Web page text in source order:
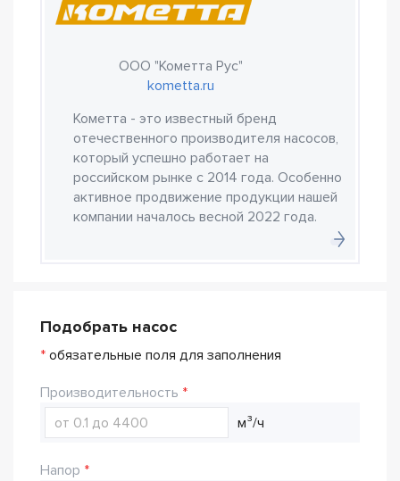
ООО "Кометта Рус"
kometta.ru
Кометта - это известный бренд
отечественного производителя насосов,
который успешно работает на
российском рынке с 2014 года. Особенно
активное продвижение продукции нашей
компании началось весной 2022 года.
Подобрать насос
* обязательные поля для заполнения
Производительность
м³/ч
Напор